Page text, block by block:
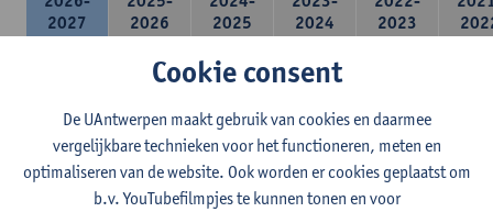
2027
2026
2025
2024
2023
- Optie A : je kiest twee vakdidactieken
- Optie B: je kiest één vakdidactiek en een profilering
In de domeincomponent neem je 60 studiepunten op:
- 1 verplicht algemeen opleidingsonderdeel van 6 studiepunten,
Cookie consent
De UAntwerpen maakt gebruik van cookies en daarmee
vergelijkbare technieken voor het functioneren, meten en
optimaliseren van de website. Ook worden er cookies geplaatst om
b.v. YouTubefilmpjes te kunnen tonen en voor